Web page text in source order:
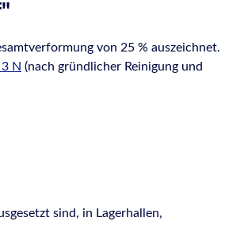
von 25 % auszeichnet.
N (nach gründlicher Reinigung und
sind, in Lagerhallen,